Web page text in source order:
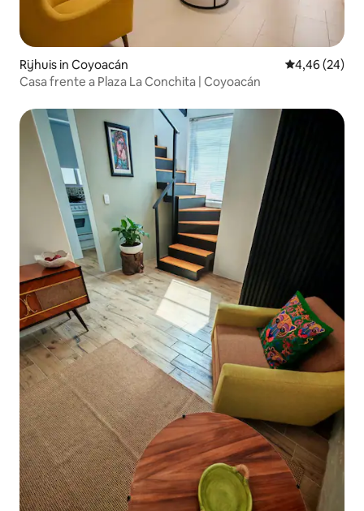
Rijhuis in Coyoacán Gemiddelde
4,46 (24)
Casa frente a Plaza La Conchita | Coyoacán